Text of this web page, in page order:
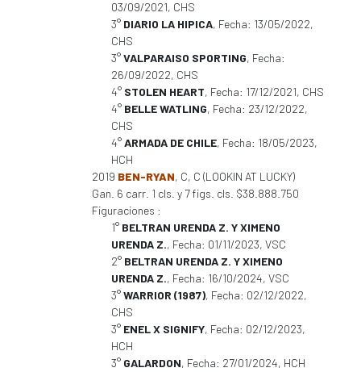
03/09/2021, CHS
3° DIARIO LA HIPICA, Fecha: 13/05/2022,
CHS
3°VALPARAISO SPORTING, Fecha:
26/09/2022, CHS
4° STOLEN HEART, Fecha: 17/12/2021, CHS
4° BELLE WATLING, Fecha: 23/12/2022,
CHS
4°ARMADA DE CHILE, Fecha: 18/05/2023,
HCH
2019 BEN-RYAN, C, C (LOOKIN AT LUCKY)
Gan. 6 carr. 1 cls. y 7 figs. cls. $38.888.750
Figuraciones :
1° BELTRAN URENDA Z. Y XIMENO
URENDA Z., Fecha: 01/11/2023, VSC
2° BELTRAN URENDA Z. Y XIMENO
URENDA Z., Fecha: 16/10/2024, VSC
3°WARRIOR (1987), Fecha: 02/12/2022,
CHS
3° ENEL X SIGNIFY, Fecha: 02/12/2023,
HCH
3° GALARDON, Fecha: 27/01/2024, HCH